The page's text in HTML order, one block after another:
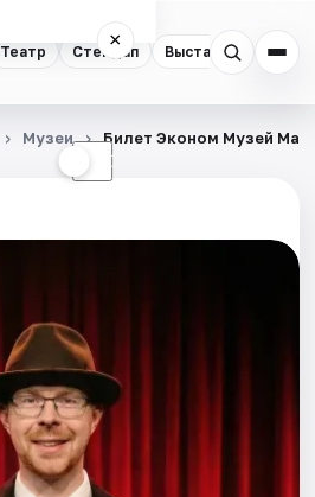
Театр Стендап Выставки
×
☾
Музеи Билет Эконом Музей